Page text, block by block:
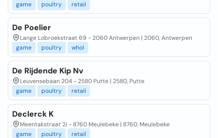
game
poultry retail
De Poelier
Lange Lobroekstraat 69 - 2060 Antwerpen | 2060, Antwerpen
game
poultry whol
De Rijdende Kip Nv
Leuvensebaan 204 - 2580 Putte | 2580, Putte
game
poultry retail
Declerck K
Meentakstraat 2i - 8760 Meulebeke | 8760, Meulebeke
game
poultry retail